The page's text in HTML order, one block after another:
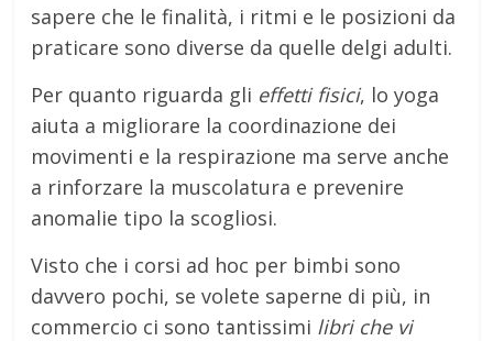
sapere che le finalità, i ritmi e le posizioni da
praticare sono diverse da quelle delgi adulti.
Per quanto riguarda gli effetti fisici, lo yoga
aiuta a migliorare la coordinazione dei
movimenti e la respirazione ma serve anche
a rinforzare la muscolatura e prevenire
anomalie tipo la scogliosi.
Visto che i corsi ad hoc per bimbi sono
davvero pochi, se volete saperne di più, in
commercio ci sono tantissimi libri che vi